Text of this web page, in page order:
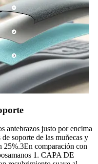
antebrazos justo por encima
soporte de las muñecas y
25%.3En comparación con
1. CAPA DE